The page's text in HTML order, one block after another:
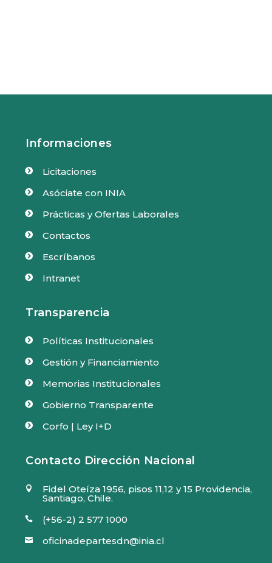
Informaciones
 Licitaciones
 Asóciate con INIA
 Prácticas y Ofertas Laborales
 Contactos
 Escríbanos
 Intranet
Transparencia
 Políticas Institucionales
 Gestión y Financiamiento
 Memorias Institucionales
 Gobierno Transparente
 Corfo | Ley I+D
Contacto Dirección Nacional
 Fidel Oteíza 1956, pisos 11,12 y 15 Providencia,
Santiago, Chile.
 (+56-2) 2 577 1000
 oficinadepartesdn@inia.cl